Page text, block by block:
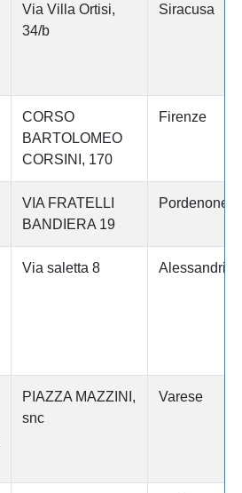
Via Villa Ortisi,
34/b
Siracusa
CORSO
BARTOLOMEO
CORSINI, 170
Firenze
VIA FRATELLI
BANDIERA 19
Pordenone
Via saletta 8 Alessandria
PIAZZA MAZZINI,
snc
Varese